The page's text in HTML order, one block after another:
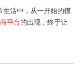
生活中，从一开始的摸
平台的出现，终于让